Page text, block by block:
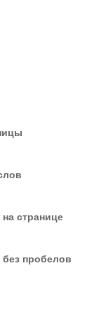
на странице
без пробелов